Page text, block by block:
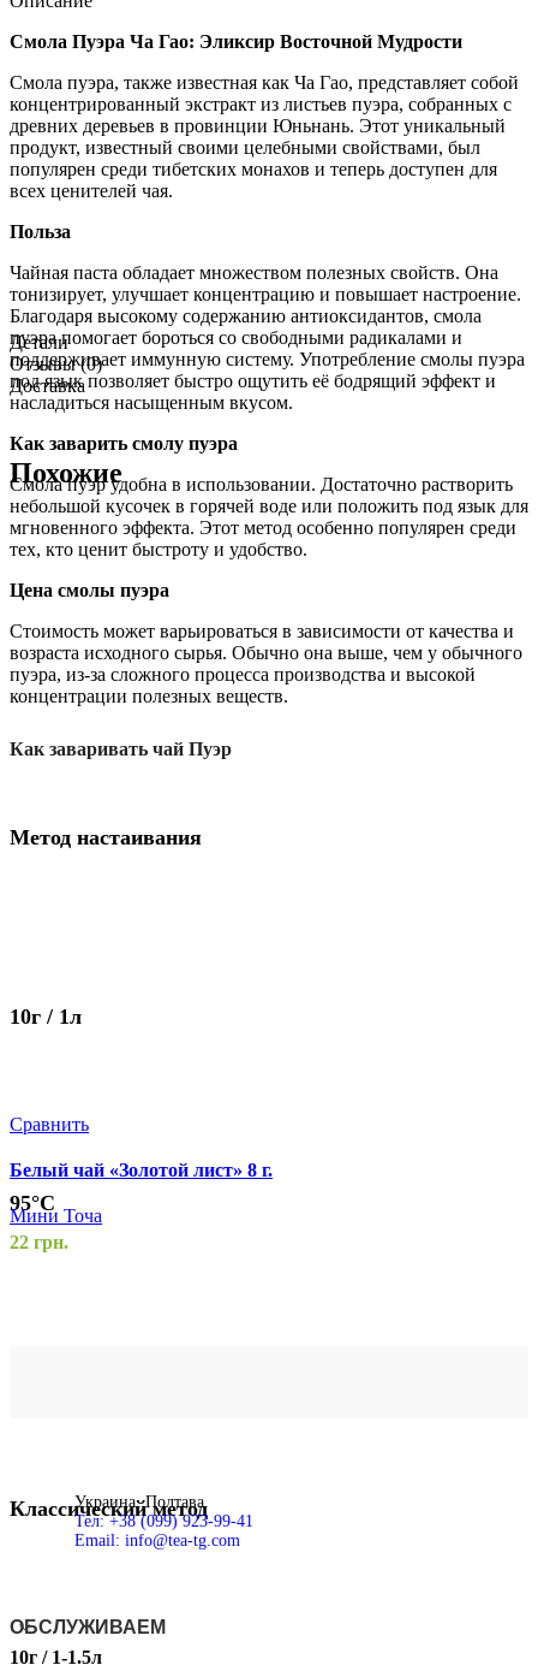
Смола Пуэра Ча Гао: Эликсир Восточной Мудрости
Смола пуэра, также известная как Ча Гао, представляет собой
концентрированный экстракт из листьев пуэра, собранных с
древних деревьев в провинции Юньнань. Этот уникальный
продукт, известный своими целебными свойствами, был
популярен среди тибетских монахов и теперь доступен для
всех ценителей чая.
Польза
Чайная паста обладает множеством полезных свойств. Она
тонизирует, улучшает концентрацию и повышает настроение.
Благодаря высокому содержанию антиоксидантов, смола
пуэра помогает бороться со свободными радикалами и
поддерживает иммунную систему. Употребление смолы пуэра
под язык позволяет быстро ощутить её бодрящий эффект и
насладиться насыщенным вкусом.
Как заварить смолу пуэра
Смола пуэр удобна в использовании. Достаточно растворить
небольшой кусочек в горячей воде или положить под язык для
мгновенного эффекта. Этот метод особенно популярен среди
тех, кто ценит быстроту и удобство.
Цена смолы пуэра
Стоимость может варьироваться в зависимости от качества и
возраста исходного сырья. Обычно она выше, чем у обычного
пуэра, из-за сложного процесса производства и высокой
концентрации полезных веществ.
Как заваривать чай Пуэр
Метод настаивания
10г / 1л
95°С
Классический метод
10г / 1-1.5л
Детали
Отзывы (0)
Доставка
Похожие
Сравнить
Белый чай «Золотой лист» 8 г.
Мини Точа
22 грн.
Украина, Полтава
Тел: +38 (099) 923-99-41
Email: info@tea-tg.com
ОБСЛУЖИВАЕМ